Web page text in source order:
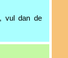
vul dan de